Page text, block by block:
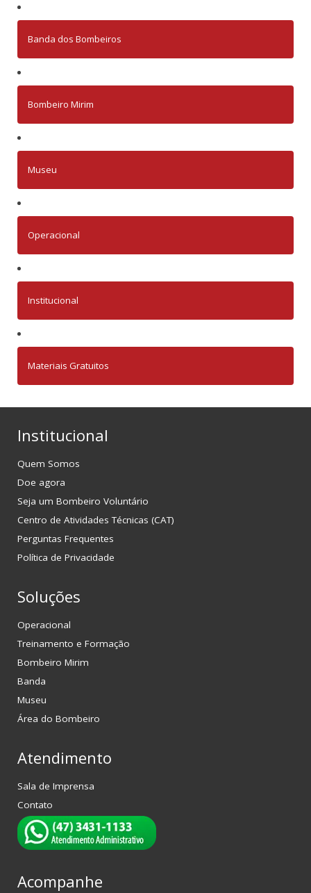
Banda dos Bombeiros
Bombeiro Mirim
Museu
Operacional
Institucional
Materiais Gratuitos
Institucional
Quem Somos
Doe agora
Seja um Bombeiro Voluntário
Centro de Atividades Técnicas (CAT)
Perguntas Frequentes
Política de Privacidade
Soluções
Operacional
Treinamento e Formação
Bombeiro Mirim
Banda
Museu
Área do Bombeiro
Atendimento
Sala de Imprensa
Contato
Acompanhe